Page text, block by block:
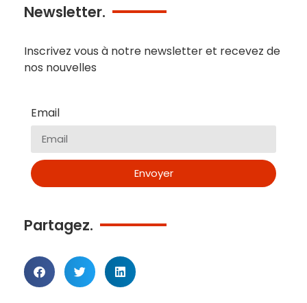
Newsletter.
Inscrivez vous à notre newsletter et recevez de
nos nouvelles
Email
Envoyer
Partagez.